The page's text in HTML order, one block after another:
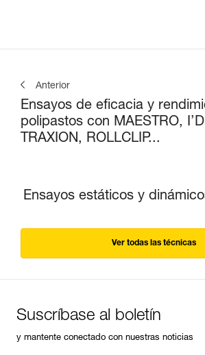
Anterior
Ensayos de eficacia y
polipastos con MAESTRO,
TRAXION, ROLLCLIP...
Ensayos estáticos y
Ver todas las técnicas
Suscríbase al boletín
y mantente conectado con nuestras noticias